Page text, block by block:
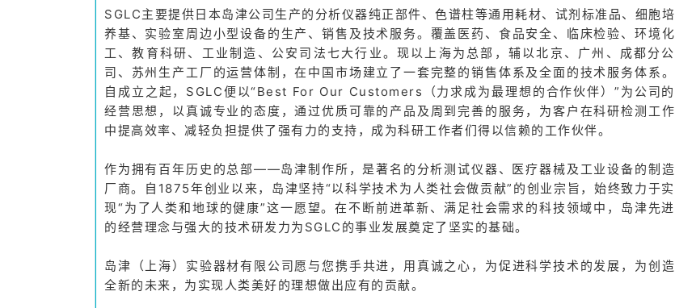
SGLC主要提供日本岛津公司生产的分析仪器纯正部件、色谱柱等通用耗材、试剂标准品、细胞培
养基、实验室周边小型设备的生产、销售及技术服务。覆盖医药、食品安全、临床检验、环境化
工、教育科研、工业制造、公安司法七大行业。现以上海为总部，辅以北京、广州、成都分公
司、苏州生产工厂的运营体制，在中国市场建立了一套完整的销售体系及全面的技术服务体系。
自成立之起，SGLC便以“Best For Our Customers（力求成为最理想的合作伙伴）”为公司的
经营思想，以真诚专业的态度，通过优质可靠的产品及周到完善的服务，为客户在科研检测工作
中提高效率、减轻负担提供了强有力的支持，成为科研工作者们得以信赖的工作伙伴。
作为拥有百年历史的总部——岛津制作所，是著名的分析测试仪器、医疗器械及工业设备的制造
厂商。自1875年创业以来，岛津坚持“以科学技术为人类社会做贡献”的创业宗旨，始终致力于实
现“为了人类和地球的健康”这一愿望。在不断前进革新、满足社会需求的科技领域中，岛津先进
的经营理念与强大的技术研发力为SGLC的事业发展奠定了坚实的基础。
岛津（上海）实验器材有限公司愿与您携手共进，用真诚之心，为促进科学技术的发展，为创造
全新的未来，为实现人类美好的理想做出应有的贡献。